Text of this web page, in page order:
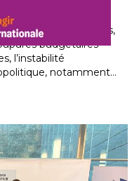
difficultés profondes,
budgétaires
l’instabilité
notamment…